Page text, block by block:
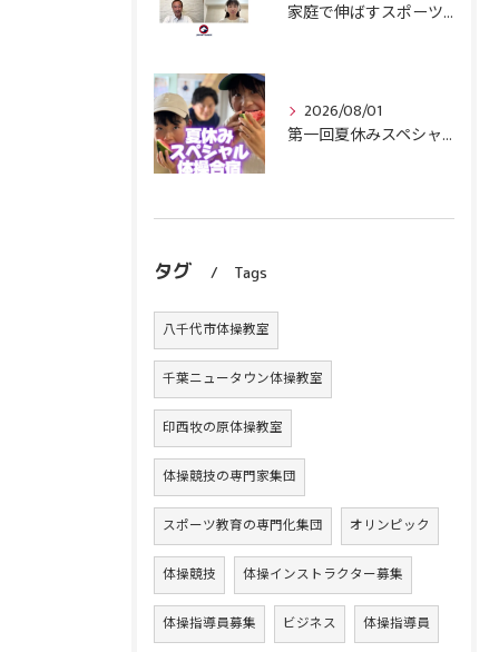
家庭で伸ばすスポーツキッズ『コーチから見て伸びやすい子』の育て方
2026/08/01
第一回夏休みスペシャル体操合宿終了！
タグ Tags
八千代市体操教室
千葉ニュータウン体操教室
印西牧の原体操教室
体操競技の専門家集団
スポーツ教育の専門化集団 オリンピック
体操競技 体操インストラクター募集
体操指導員募集 ビジネス 体操指導員